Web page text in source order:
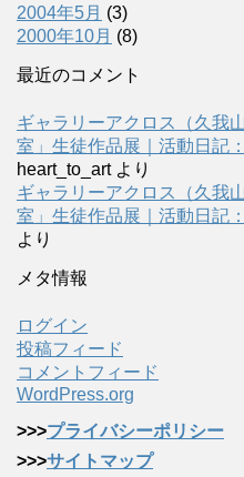
2004年5月 (3)
2000年10月 (8)
最近のコメント
ギャラリーアクロス（久我
室」生徒作品展｜活動日記
heart_to_artより
ギャラリーアクロス（久我
室」生徒作品展｜活動日記
より
メタ情報
ログイン
投稿フィード
コメントフィード
WordPress.org
>>>プライバシーポリシー
>>>サイトマップ